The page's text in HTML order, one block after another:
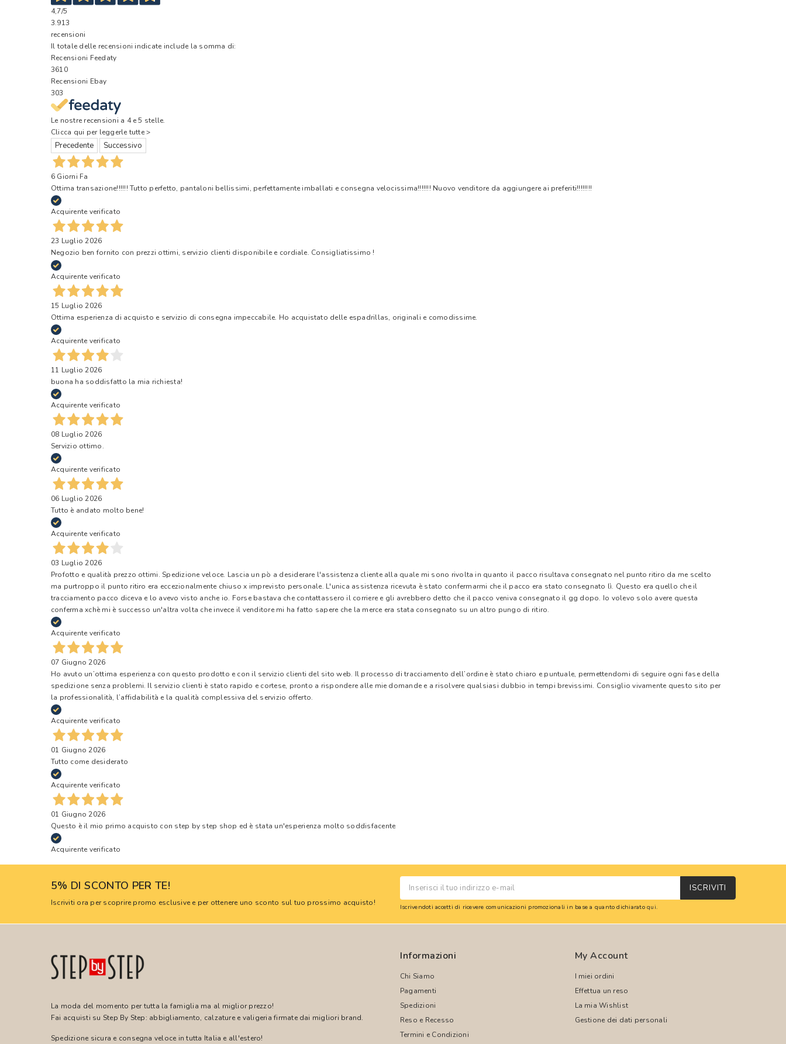
4,7/5
3.913
recensioni
Il totale delle recensioni indicate include la somma di:
Recensioni Feedaty
3610
Recensioni Ebay
303
Le nostre recensioni a 4 e 5 stelle.
Clicca qui per leggerle tutte >
Precedente Successivo
6 Giorni Fa
Ottima transazione!!!!!! Tutto perfetto, pantaloni bellissimi, perfettamente imballati e consegna velocissima!!!!!!! Nuovo venditore da aggiungere ai preferiti!!!!!!!!
Acquirente verificato
23 Luglio 2026
Negozio ben fornito con prezzi ottimi, servizio clienti disponibile e cordiale. Consigliatissimo !
Acquirente verificato
15 Luglio 2026
Ottima esperienza di acquisto e servizio di consegna impeccabile. Ho acquistato delle espadrillas, originali e comodissime.
Acquirente verificato
11 Luglio 2026
buona ha soddisfatto la mia richiesta!
Acquirente verificato
08 Luglio 2026
Servizio ottimo.
Acquirente verificato
06 Luglio 2026
Tutto è andato molto bene!
Acquirente verificato
03 Luglio 2026
Profotto e qualità prezzo ottimi. Spedizione veloce. Lascia un pò a desiderare l'assistenza cliente alla quale mi sono rivolta in quanto il pacco risultava consegnato nel punto ritiro da me scelto
ma purtroppo il punto ritiro era eccezionalmente chiuso x imprevisto personale. L'unica assistenza ricevuta è stato confermarmi che il pacco era stato consegnato lì. Questo era quello che il
tracciamento pacco diceva e lo avevo visto anche io. Forse bastava che contattassero il corriere e gli avrebbero detto che il pacco veniva consegnato il gg dopo. Io volevo solo avere questa
conferma xchè mi è successo un'altra volta che invece il venditore mi ha fatto sapere che la merce era stata consegnato su un altro pungo di ritiro.
Acquirente verificato
07 Giugno 2026
Ho avuto un’ottima esperienza con questo prodotto e con il servizio clienti del sito web. Il processo di tracciamento dell’ordine è stato chiaro e puntuale, permettendomi di seguire ogni fase della
spedizione senza problemi. Il servizio clienti è stato rapido e cortese, pronto a rispondere alle mie domande e a risolvere qualsiasi dubbio in tempi brevissimi. Consiglio vivamente questo sito per
la professionalità, l’affidabilità e la qualità complessiva del servizio offerto.
Acquirente verificato
01 Giugno 2026
Tutto come desiderato
Acquirente verificato
01 Giugno 2026
Questo è il mio primo acquisto con step by step shop ed è stata un'esperienza molto soddisfacente
Acquirente verificato
5% DI SCONTO PER TE!
Iscriviti ora per scoprire promo esclusive e per ottenere uno sconto sul tuo prossimo acquisto!
ISCRIVITI
Iscrivendoti accetti di ricevere comunicazioni promozionali in base a quanto dichiaratoqui.
La moda del momento per tutta la famiglia ma al miglior prezzo!
Fai acquisti su Step By Step: abbigliamento, calzature e valigeria firmate dai migliori brand.
Spedizione sicura e consegna veloce in tutta Italia e all'estero!
Informazioni
Chi Siamo
Pagamenti
Spedizioni
Reso e Recesso
Termini e Condizioni
My Account
I miei ordini
Effettua un reso
La mia Wishlist
Gestione dei dati personali